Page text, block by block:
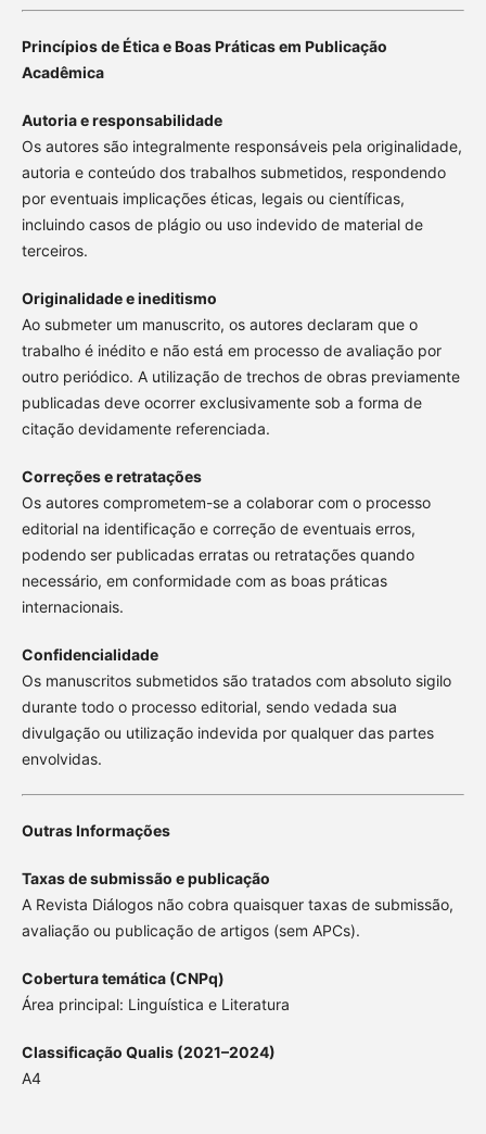
Princípios de Ética e Boas Práticas em Publicação
Acadêmica
Autoria e responsabilidade
Os autores são integralmente responsáveis pela originalidade,
autoria e conteúdo dos trabalhos submetidos, respondendo
por eventuais implicações éticas, legais ou científicas,
incluindo casos de plágio ou uso indevido de material de
terceiros.
Originalidade e ineditismo
Ao submeter um manuscrito, os autores declaram que o
trabalho é inédito e não está em processo de avaliação por
outro periódico. A utilização de trechos de obras previamente
publicadas deve ocorrer exclusivamente sob a forma de
citação devidamente referenciada.
Correções e retratações
Os autores comprometem-se a colaborar com o processo
editorial na identificação e correção de eventuais erros,
podendo ser publicadas erratas ou retratações quando
necessário, em conformidade com as boas práticas
internacionais.
Confidencialidade
Os manuscritos submetidos são tratados com absoluto sigilo
durante todo o processo editorial, sendo vedada sua
divulgação ou utilização indevida por qualquer das partes
envolvidas.
Outras Informações
Taxas de submissão e publicação
A Revista Diálogos não cobra quaisquer taxas de submissão,
avaliação ou publicação de artigos (sem APCs).
Cobertura temática (CNPq)
Área principal: Linguística e Literatura
Classificação Qualis (2021–2024)
A4